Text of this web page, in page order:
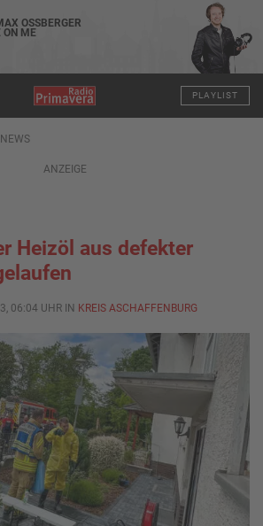
OSSBERGER
ON ME
PLAYLIST
NEWS
ANZEIGE
Heizöl aus defekter
06:04 UHR IN KREIS ASCHAFFENBURG